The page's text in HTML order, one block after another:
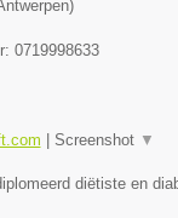
)
0719998633
Screenshot ▼
diëtiste en